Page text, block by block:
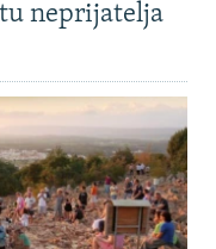
neprijatelja